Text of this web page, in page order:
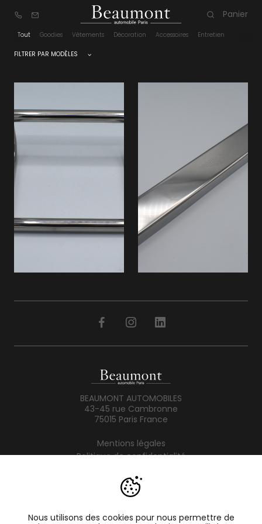
Panier
Tout Goodies Vêtements Décoration Accessoires Entretien
FILTRER PAR MODÈLES
BEAUMONT AUTOMOBILES
43-45 rue Cambronne
75015 Paris France
Mentions légales
Politique de confidentialité
Contact
Nous utilisons des cookies pour nous permettre de